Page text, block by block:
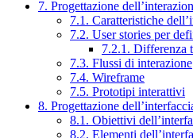
7. Progettazione
7.1. Caratteristiche
7.2. User stories per
7.2.1. Differenza
7.3. Flussi di interazione
7.4. Wireframe
7.5. Prototipi interattivi
8. Progettazione
8.1. Obiettivi
8.2. Elementi